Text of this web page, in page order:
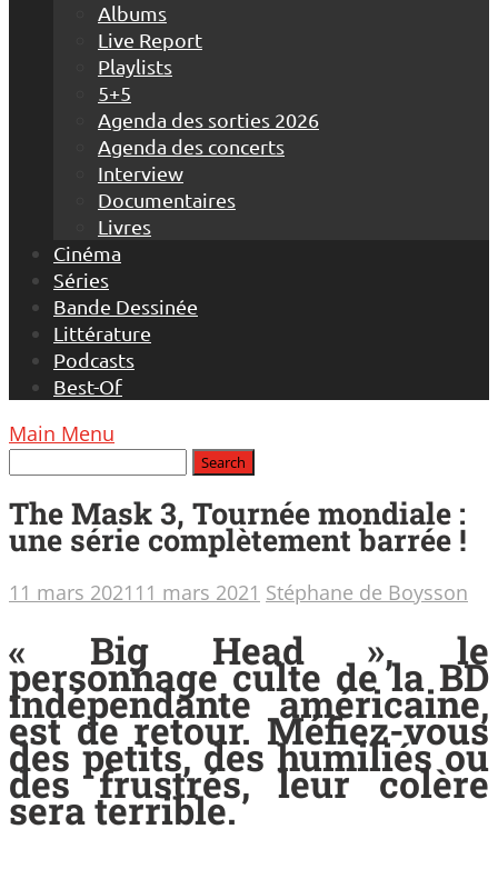
Albums
Live Report
Playlists
5+5
Agenda des sorties 2026
Agenda des concerts
Interview
Documentaires
Livres
Cinéma
Séries
Bande Dessinée
Littérature
Podcasts
Best-Of
Main Menu
The Mask 3, Tournée mondiale :
une série complètement barrée !
11 mars 2021 11 mars 2021 Stéphane de Boysson
« Big Head », le
personnage culte de la BD
indépendante américaine,
est de retour. Méfiez-vous
des petits, des humiliés ou
des frustrés, leur colère
sera terrible.